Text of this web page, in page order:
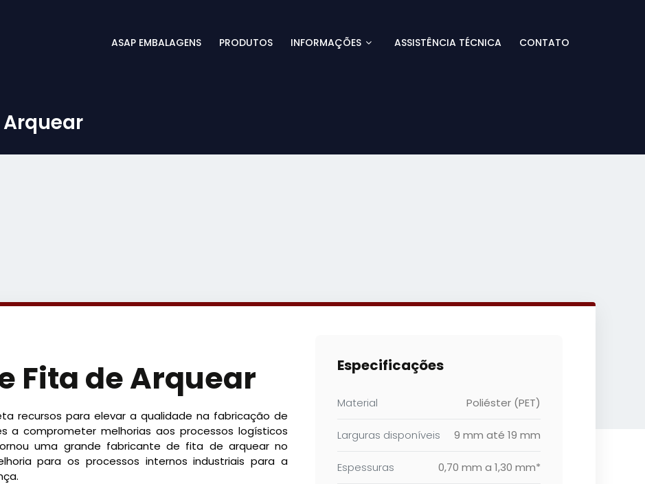
ASAP EMBALAGENS PRODUTOS INFORMAÇÕES ASSISTÊNCIA TÉCNICA CONTATO
Fita de Arquear
recursos para elevar a qualidade na fabricação de
a comprometer melhorias aos processos logísticos
uma grande fabricante de fita de arquear no
para os processos internos industriais para a
Especificações
Material Poliéster (PET)
Larguras disponíveis 9 mm até 19 mm
Espessuras 0,70 mm a 1,30 mm*